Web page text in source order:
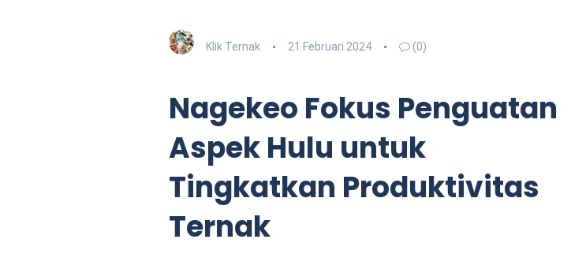
Klik Ternak 21 Februari 2024 (0)
Nagekeo Fokus Penguatan
Aspek Hulu untuk
Tingkatkan Produktivitas
Ternak